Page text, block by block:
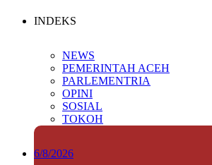
INDEKS
NEWS
PEMERINTAH ACEH
PARLEMENTRIA
OPINI
SOSIAL
TOKOH
6/8/2026